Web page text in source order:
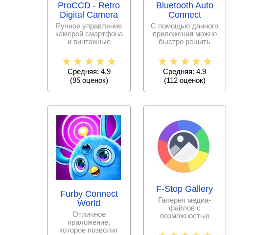
ProCCD - Retro
Digital Camera
Ручное управление
камерой смартфона
и винтажные
достижения
качества
Средняя: 4.9
(95оценок)
Bluetooth Auto
Connect
С помощью данного
приложения можно
быстро решить
подключения
мобильного
Средняя: 4.9
(112оценок)
Furby Connect
World
Отличное
приложение,
которое позволит
F-Stop Gallery
Галерея медиа-
файлов с
возможностью